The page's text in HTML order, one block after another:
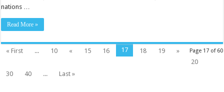
nations …
Read More »
Page 17 of 60
« First ... 10 « 15 16 17 18 19
»
20
30
40 ... Last »